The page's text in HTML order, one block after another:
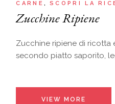
CARNE SCOPRI LA
Zucchine Ripiene
Zucchine ripiene di ricotta
secondo piatto saporito,
VIEW MORE